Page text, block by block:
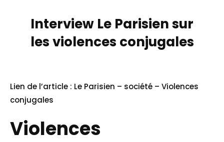
Interview Le Parisien sur
les violences conjugales
Lien de l’article : Le Parisien – société – Violences
conjugales
Violences